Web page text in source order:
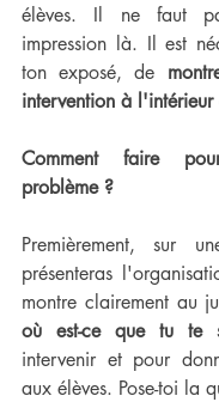
élèves. Il ne faut
impression là. Il est
ton exposé, de
intervention à
Comment faire
problème ?
Premièrement, sur
présenteras
où est-ce que tu te
intervenir et pour
aux élèves. Pose-toi la